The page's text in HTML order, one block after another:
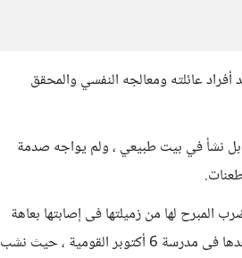
في المدرسة ، ثم يجد أفراد عائلته ومعالجه النفسي والمحقق
نشأ في بيت طبيعي ، ولم يواجه صدمة
المبرح لها من زميلتها فى إصابتها بعاهة
مستديمة (كسر بعظم الأنف، وجرح عميق بفروة الرأس، وكدمات متفرقة بأنحاء الجسم) . وبعدها فى مدرسة 6 أكتوبر القومية ، حيث نشب